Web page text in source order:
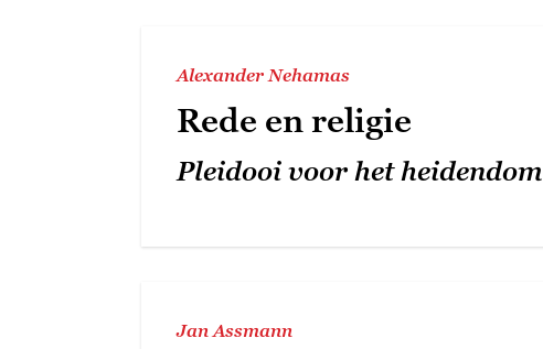
Alexander Nehamas
Rede en religie
Pleidooi voor het heidendom
Jan Assmann